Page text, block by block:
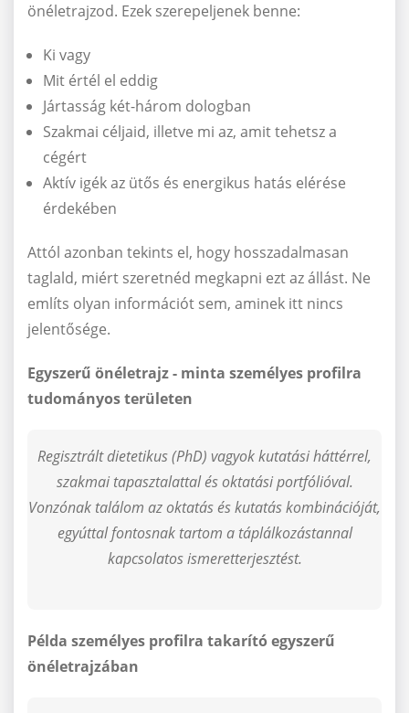
önéletrajzod. Ezek szerepeljenek benne:
Ki vagy
Mit értél el eddig
Jártasság két-három dologban
Szakmai céljaid, illetve mi az, amit tehetsz a
cégért
Aktív igék az ütős és energikus hatás elérése
érdekében
Attól azonban tekints el, hogy hosszadalmasan
taglald, miért szeretnéd megkapni ezt az állást. Ne
említs olyan információt sem, aminek itt nincs
jelentősége.
Egyszerű önéletrajz - minta személyes profilra
tudományos területen
Regisztrált dietetikus (PhD) vagyok kutatási háttérrel,
szakmai tapasztalattal és oktatási portfólióval.
Vonzónak találom az oktatás és kutatás kombinációját,
egyúttal fontosnak tartom a táplálkozástannal
kapcsolatos ismeretterjesztést.
Példa személyes profilra takarító egyszerű
önéletrajzában